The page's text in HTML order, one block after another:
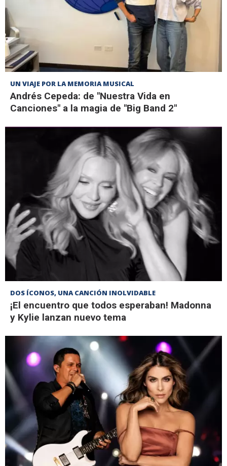
UN VIAJE POR LA MEMORIA MUSICAL
Andrés Cepeda: de "Nuestra Vida en
Canciones" a la magia de "Big Band 2"
DOS ÍCONOS, UNA CANCIÓN INOLVIDABLE
¡El encuentro que todos esperaban! Madonna
y Kylie lanzan nuevo tema